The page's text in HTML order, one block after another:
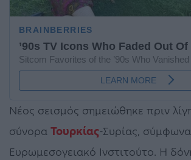
Νέος σεισμός σημειώθηκε πριν
σύνορα Τουρκίας-Συρίας,
Ευρωμεσογειακό Ινστιτούτο. Η